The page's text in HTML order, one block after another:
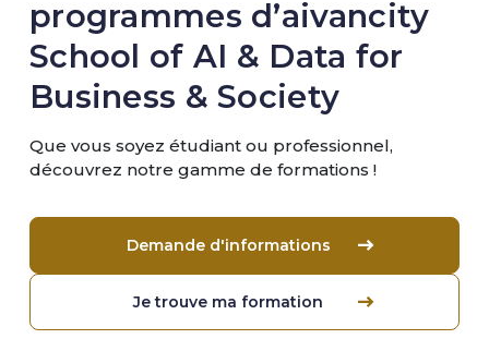
programmes d’aivancity
School of AI & Data for
Business & Society
Que vous soyez étudiant ou professionnel,
découvrez notre gamme de formations !
Demande d'informations
Je trouve ma formation